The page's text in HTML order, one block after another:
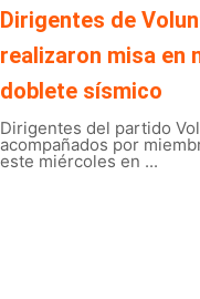
Dirigentes de
realizaron misa en
doblete sísmico
Dirigentes del partido
acompañados por
este miércoles en ...